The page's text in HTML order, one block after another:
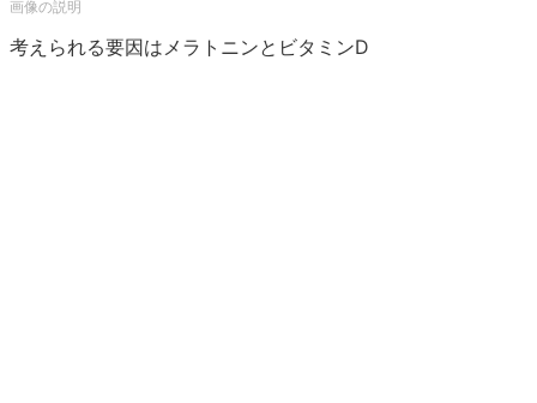
考えられる要因はメラトニンとビタミンD